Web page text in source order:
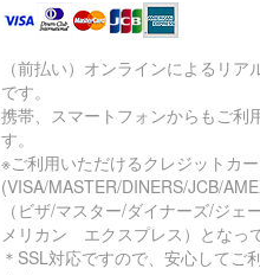
（前払い）オンラインによるリア
です。
携帯、スマートフォンからもご利
す。
※ご利用いただけるクレジットカ
(VISA/MASTER/DINERS/JCB/
（ビザ/マスター/ダイナーズ/ジェ
メリカン エクスプレス）となっ
＊SSL対応ですので、安心してご